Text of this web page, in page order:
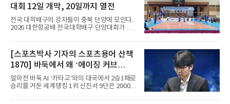
(전라북도체육회)이 작성한 종전 기록(4분09초
69)을 약 10개월 만에 0.04초 앞당긴 기록이다.
이 종목에서 꾸준히 정상급 기량을 보여온 박희
경은 이번 경신으로 중장거리 경쟁력을 다시 확
왔다며, 상반기에는 생각만큼 결과가 나오지 않
아 아쉬움도 있었지만 부족한 부분을
대회 12일 개막, 20일까지 열전
전국 대학배구의 강자들이 충북 단양에 모인다.
2026 대한항공배 전국대학배구 단양대회가 오
펼쳐진다.한국대학배구연맹이 주최하고 단양군
체육회와 단양군배구협회가 주관하는 이번 대회
에는 남자대학부 15개 팀과 여자대학부 7개 팀
등 모두 22개 팀이 참가해 치열한 승부를 벌인
다.남자대학부는 A조에 한양대·경상국립대·충
남대·홍익대·중부대, B조에 조선대·호남대·인하
대·경일대·경희대, C조에 국립목포대·성균관대·
[스포츠박사 기자의 스포츠용어 산책
1870] 바둑에서 왜 ‘에이징 커브
(Aging Curve)’‘라고 말할까
얼마전 바둑 AI ‘카타고’와의 대국에서 2승1패로
승리를 거둔 세계랭킹 1위 신진서 9단은 2000년
표적인 ‘젊은 기사’이다. 2020년 1월부터 한국